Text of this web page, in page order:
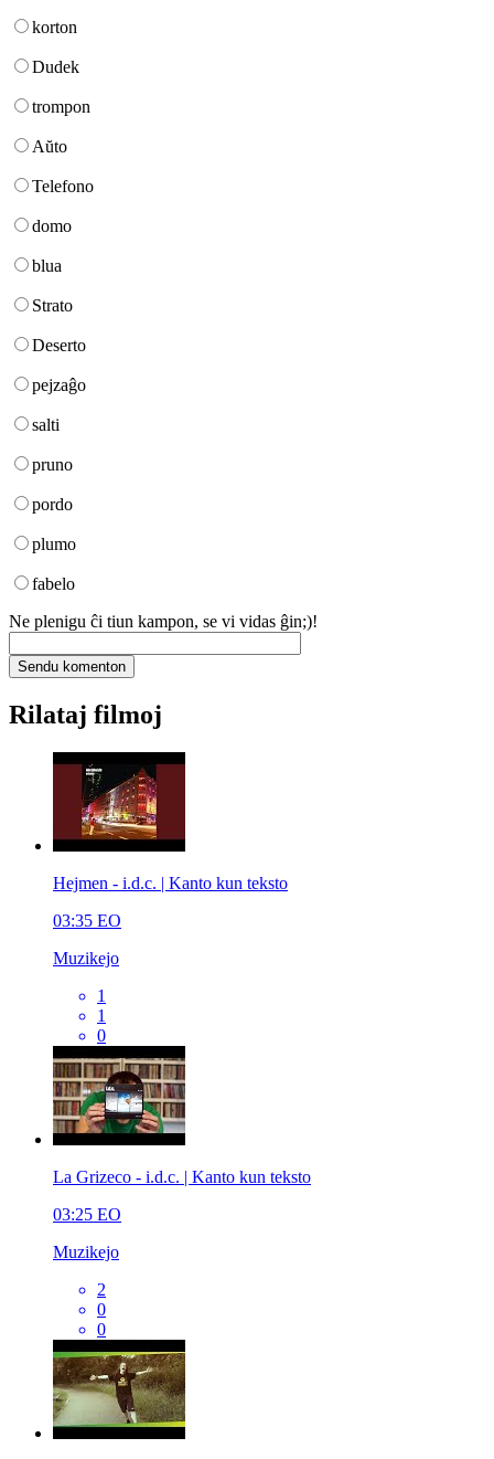
korton
Dudek
trompon
Aŭto
Telefono
domo
blua
Strato
Deserto
pejzaĝo
salti
pruno
pordo
plumo
fabelo
Ne plenigu ĉi tiun kampon, se vi vidas ĝin;)!
Rilataj filmoj
Hejmen - i.d.c. | Kanto kun teksto
03:35 EO
Muzikejo
1
1
0
La Grizeco - i.d.c. | Kanto kun teksto
03:25 EO
Muzikejo
2
0
0